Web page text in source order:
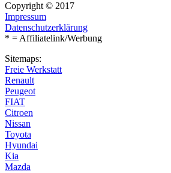
Copyright © 2017
Impressum
Datenschutzerklärung
* = Affiliatelink/Werbung
Sitemaps:
Freie Werkstatt
Renault
Peugeot
FIAT
Citroen
Nissan
Toyota
Hyundai
Kia
Mazda